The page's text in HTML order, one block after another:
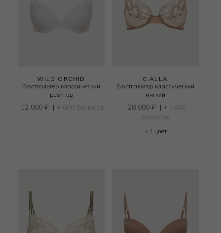
WILD ORCHID
Бюстгальтер классический
push-up
12 000 ₽ | + 600 бонусов
C.ALLA
Бюстгальтер классический
мягкий
28 000 ₽ | + 1400
бонусов
+ 1 цвет